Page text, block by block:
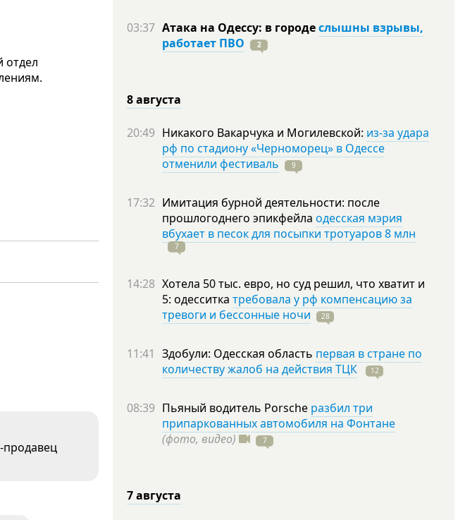
отдел
03:37 Атака на Одессу: в городеслышны взрывы,
работает ПВО
2
8 августа
20:49 Никакого Вакарчука и Могилевской: из-за удара
рф по стадиону «Черноморец» в Одессе
отменили фестиваль
9
17:32 Имитация бурной деятельности: после
прошлогоднего эпикфейла одесская мэрия
вбухает в песок для посыпки тротуаров 8 млн
7
14:28 Хотела 50 тыс. евро, но суд решил, что хватит и
5: одесситка требовала у рф компенсацию за
тревоги и бессонные ночи
28
11:41 Здобули: Одесская область первая в стране по
количеству жалоб на действия ТЦК
12
08:39 Пьяный водитель Porsche разбил три
припаркованных автомобиля на Фонтане
(фото, видео)
7
7 августа